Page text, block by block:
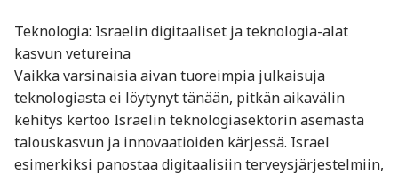
Teknologia: Israelin digitaaliset ja teknologia-alat
kasvun vetureina
Vaikka varsinaisia aivan tuoreimpia julkaisuja
teknologiasta ei löytynyt tänään, pitkän aikavälin
kehitys kertoo Israelin teknologiasektorin asemasta
talouskasvun ja innovaatioiden kärjessä. Israel
esimerkiksi panostaa digitaalisiin terveysjärjestelmiin,